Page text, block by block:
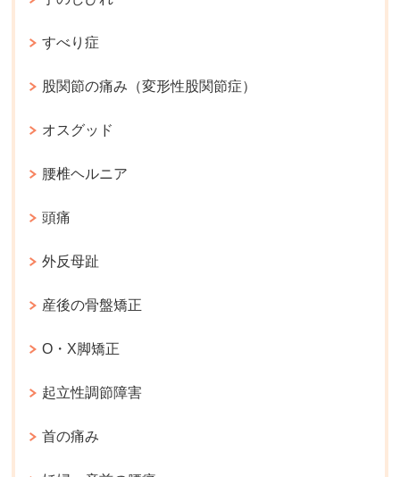
すべり症
股関節の痛み（変形性股関節症）
オスグッド
腰椎ヘルニア
頭痛
外反母趾
産後の骨盤矯正
O・X脚矯正
起立性調節障害
首の痛み